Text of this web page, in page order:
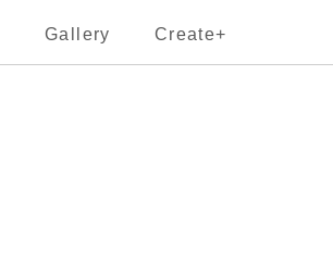
Gallery Create+